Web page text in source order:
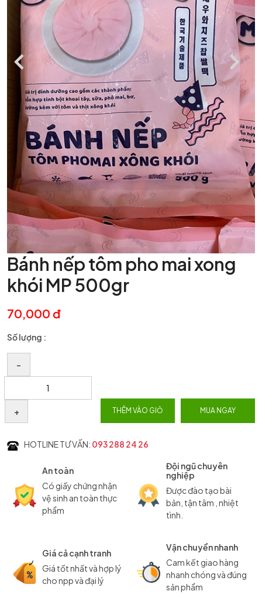
Bánh nếp tôm pho mai xong
khói MP 500gr
70,000 đ
Số lượng :
–
+ THÊM VÀO GIỎ MUA NGAY
HOTLINE TƯ VẤN: 093 288 24 26
An toàn
Có giấy chứng nhận
vệ sinh an toàn thực
phẩm
Đội ngũ chuyên
nghiệp
Được đào tạo bài
bản, tận tâm , nhiệt
tình.
Giá cả cạnh tranh
Giá tốt nhất và hợp lý
cho npp và đại lý
Vận chuyển nhanh
Cam kết giao hàng
nhanh chóng và đúng
sản phẩm